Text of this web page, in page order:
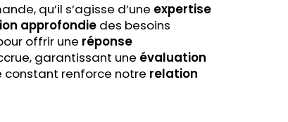
qu’il s’agisse d’une expertise
approfondie des besoins
offrir une réponse
garantissant une évaluation
constant renforce notre relation